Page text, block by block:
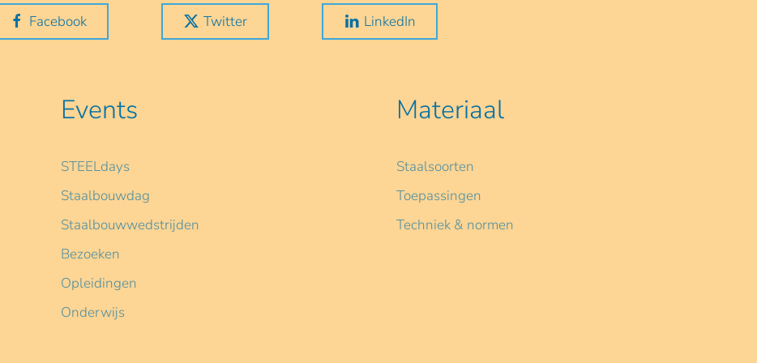
Facebook Twitter LinkedIn
Events
STEELdays
Staalbouwdag
Staalbouwwedstrijden
Bezoeken
Opleidingen
Onderwijs
Materiaal
Staalsoorten
Toepassingen
Techniek & normen